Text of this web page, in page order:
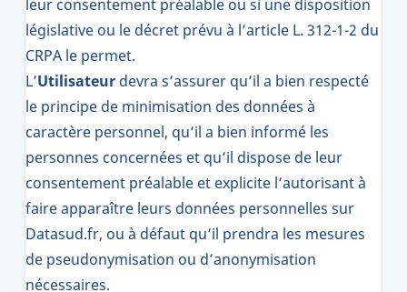
leur consentement préalable ou si une disposition
législative ou le décret prévu à l’article L. 312-1-2 du
CRPA le permet.
L’Utilisateur devra s’assurer qu’il a bien respecté
le principe de minimisation des données à
caractère personnel, qu’il a bien informé les
personnes concernées et qu’il dispose de leur
consentement préalable et explicite l’autorisant à
faire apparaître leurs données personnelles sur
Datasud.fr, ou à défaut qu’il prendra les mesures
de pseudonymisation ou d’anonymisation
nécessaires.